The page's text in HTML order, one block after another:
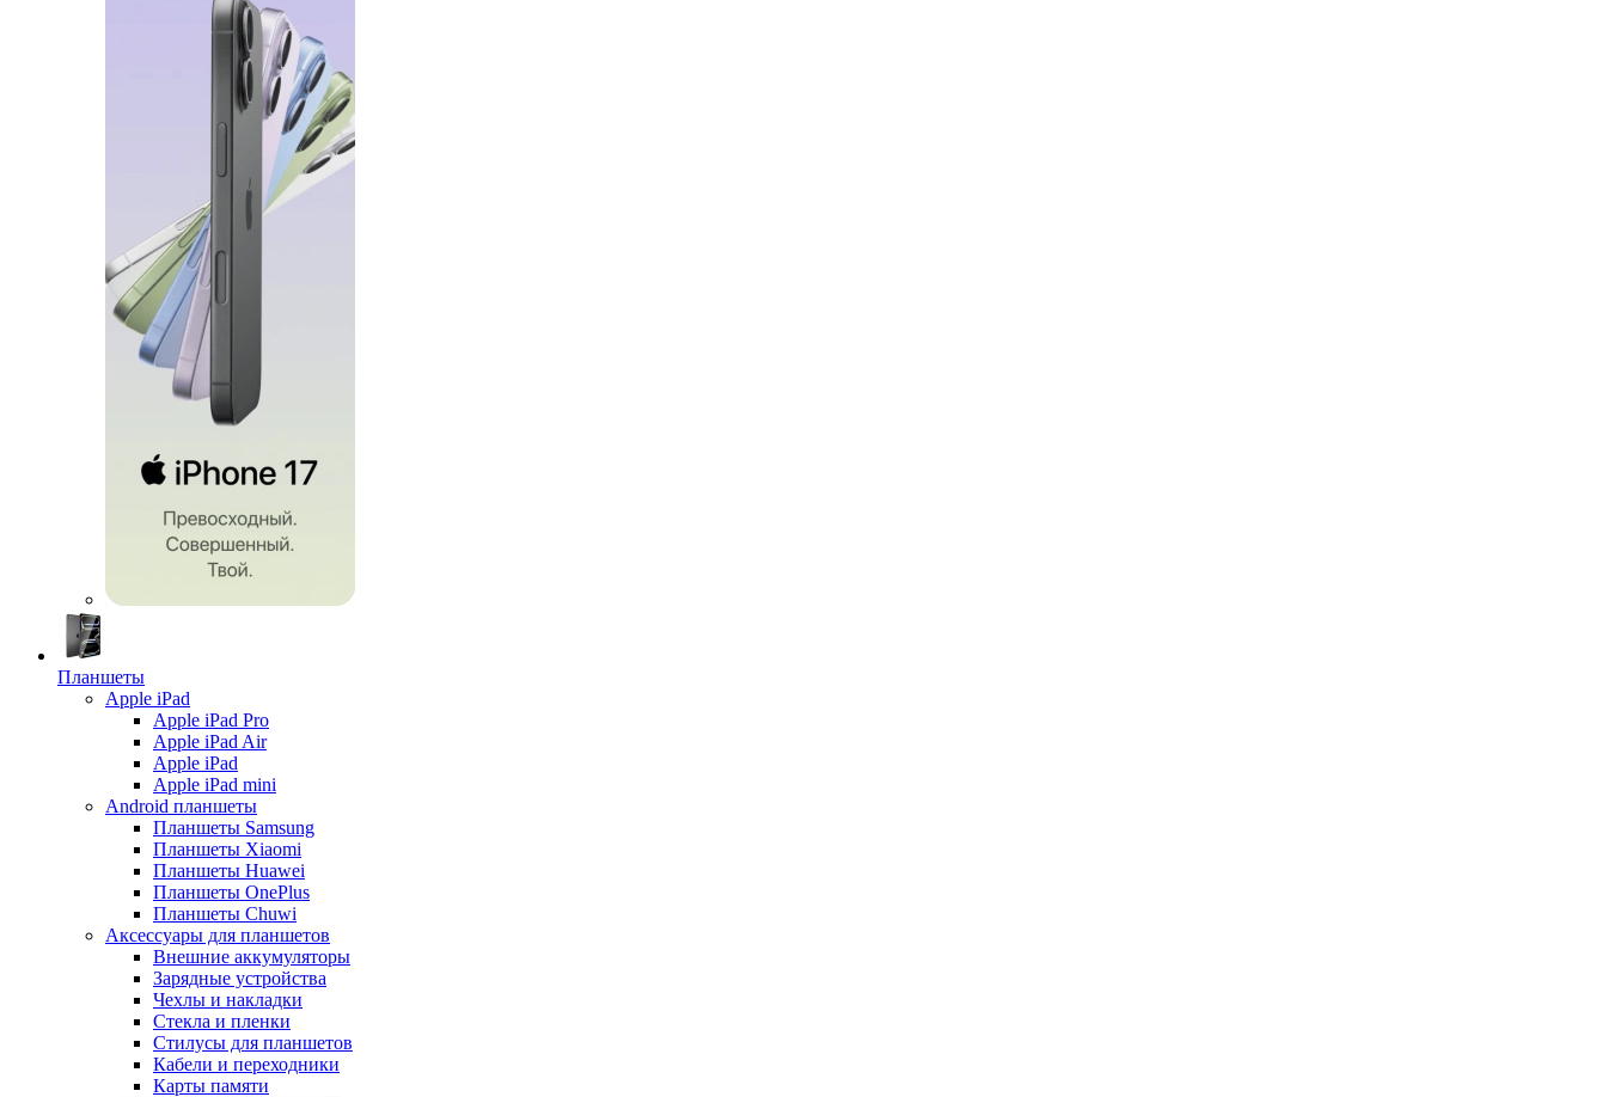
Планшеты
Apple iPad
Apple iPad Pro
Apple iPad Air
Apple iPad
Apple iPad mini
Android планшеты
Планшеты Samsung
Планшеты Xiaomi
Планшеты Huawei
Планшеты OnePlus
Планшеты Chuwi
Аксессуары для планшетов
Внешние аккумуляторы
Зарядные устройства
Чехлы и накладки
Стекла и пленки
Стилусы для планшетов
Кабели и переходники
Карты памяти